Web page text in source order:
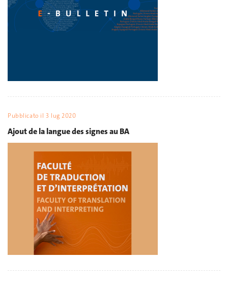
Pubblicato il 3 lug 2020
Ajout de la langue des signes au BA